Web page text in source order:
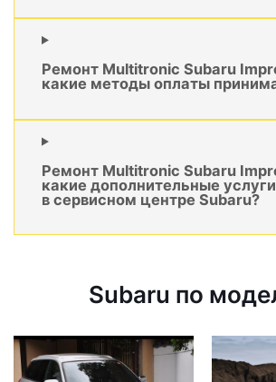
Ремонт Multitronic Subaru
какие методы оплаты
Ремонт Multitronic Subaru
какие дополнительные
в сервисном центре Subaru?
Subaru по